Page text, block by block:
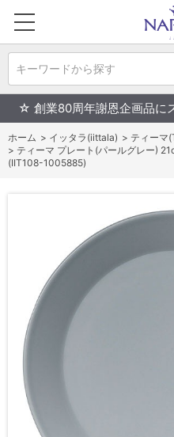
キーワードから探す
☆ 創業80周年謝恩企画品に
ホーム > イッタラ(iittala) > ティーマ
> ティーマ プレート(パールグレー)
(IIT108-1005885)